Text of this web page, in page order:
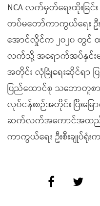
NCA လက်မှတ်ရေးထိုးခြင်
တပ်မတော်ကာကွယ်ရေး ဦး
အောင်လှိုင်က ၂၀၂၀ တွင် ထ
လက်သို့ အရောက်အပ်နှင်
အတိုင်း လုံခြုံရေးဆိုင်ရာ ပ
ပြည်ထောင်စု သဘောတူစ
လုပ်ငန်းစဉ်အတိုင်း ပြီးမ
ဆက်လက်အကောင်အထည်
ကာကွယ်ရေး ဦးစီးချုပ်ရုံ